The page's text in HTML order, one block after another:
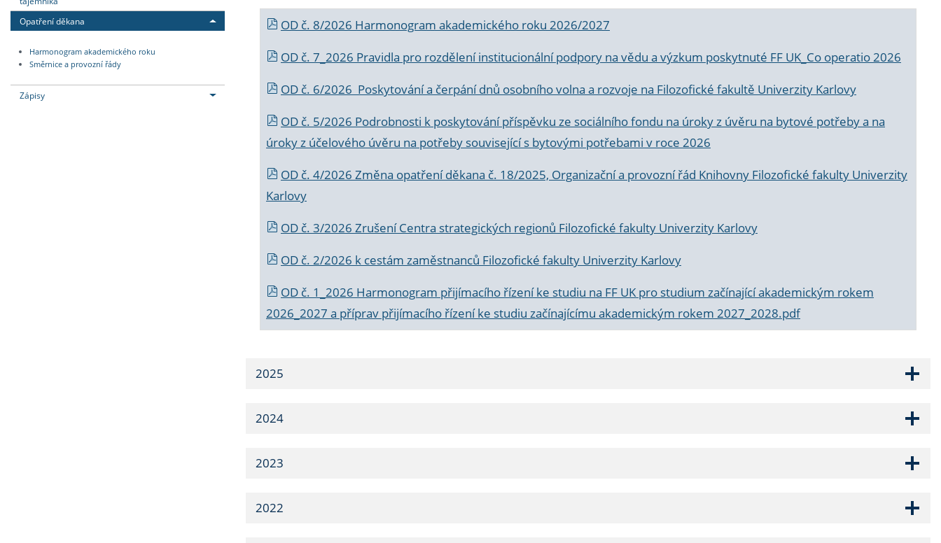
Opatření děkana
Harmonogram akademického roku
Směrnice a provozní řády
Zápisy
OD č. 8/2026 Harmonogram akademického roku 2026/2027
OD č. 7_2026 Pravidla pro rozdělení institucionální podpory na vědu a výzkum poskytnuté FF UK_Co operatio 2026
OD č. 6/2026 Poskytování a čerpání dnů osobního volna a rozvoje na Filozofické fakultě Univerzity Karlovy
OD č. 5/2026 Podrobnosti k poskytování příspěvku ze sociálního fondu na úroky z úvěru na bytové potřeby a na
úroky z účelového úvěru na potřeby související s bytovými potřebami v roce 2026
OD č. 4/2026 Změna opatření děkana č. 18/2025, Organizační a provozní řád Knihovny Filozofické fakulty Univerzity
Karlovy
OD č. 3/2026 Zrušení Centra strategických regionů Filozofické fakulty Univerzity Karlovy
OD č. 2/2026 k cestám zaměstnanců Filozofické fakulty Univerzity Karlovy
OD č. 1_2026 Harmonogram přijímacího řízení ke studiu na FF UK pro studium začínající akademickým rokem
2026_2027 a příprav přijímacího řízení ke studiu začínajícímu akademickým rokem 2027_2028.pdf
2025
2024
2023
2022